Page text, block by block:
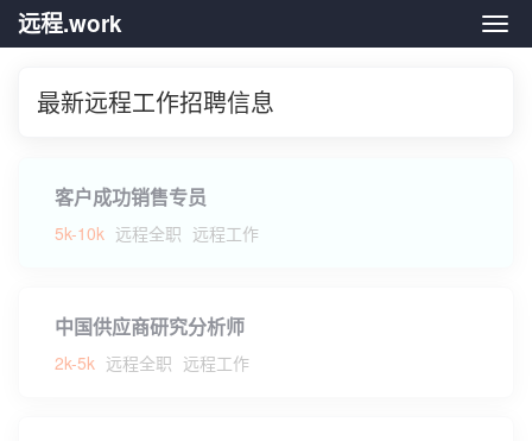
远
远程.work
最新远程工作招聘信息
客户成功销售专员
5k-10k 远程全职 远程工作
中国供应商研究分析师
2k-5k 远程全职 远程工作